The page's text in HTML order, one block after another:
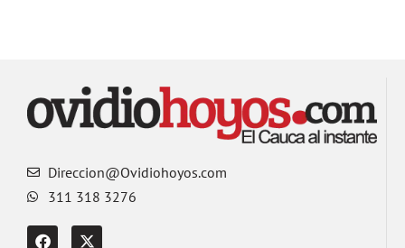
Direccion@Ovidiohoyos.com
311 318 3276